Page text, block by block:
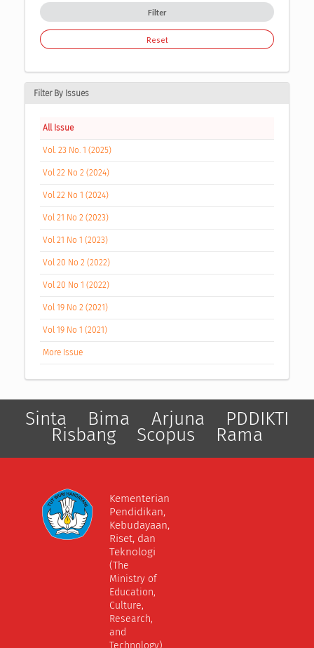
Filter
Reset
Filter By Issues
All Issue
Vol. 23 No. 1 (2025)
Vol 22 No 2 (2024)
Vol 22 No 1 (2024)
Vol 21 No 2 (2023)
Vol 21 No 1 (2023)
Vol 20 No 2 (2022)
Vol 20 No 1 (2022)
Vol 19 No 2 (2021)
Vol 19 No 1 (2021)
More Issue
Sinta Bima Arjuna PDDIKTI
Risbang Scopus Rama
Kementerian
Pendidikan,
Kebudayaan,
Riset, dan
Teknologi
(The
Ministry of
Education,
Culture,
Research,
and